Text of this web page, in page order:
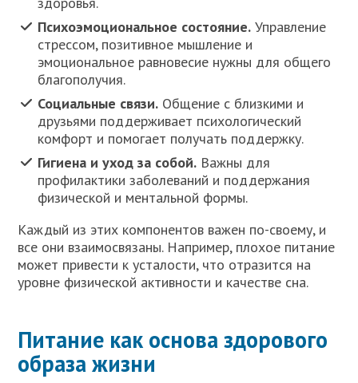
Психоэмоциональное состояние. Управление
стрессом, позитивное мышление и
эмоциональное равновесие нужны для общего
благополучия.
Социальные связи. Общение с близкими и
друзьями поддерживает психологический
комфорт и помогает получать поддержку.
Гигиена и уход за собой. Важны для
профилактики заболеваний и поддержания
физической и ментальной формы.
Каждый из этих компонентов важен по-своему, и
все они взаимосвязаны. Например, плохое питание
может привести к усталости, что отразится на
уровне физической активности и качестве сна.
Питание как основа здорового
образа жизни